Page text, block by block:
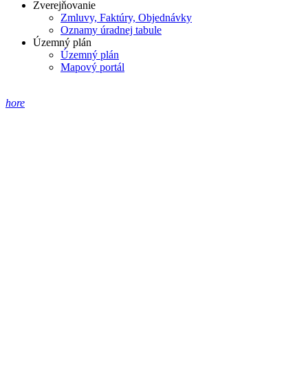
Zverejňovanie
Zmluvy, Faktúry, Objednávky
Oznamy úradnej tabule
Územný plán
Územný plán
Mapový portál
hore